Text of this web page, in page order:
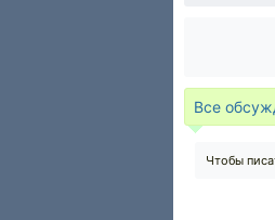
Все
Чтобы